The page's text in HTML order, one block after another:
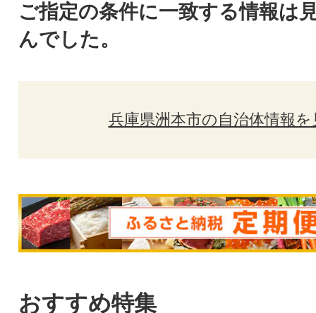
ご指定の条件に一致する情報は
んでした。
兵庫県洲本市の自治体情報を
おすすめ特集